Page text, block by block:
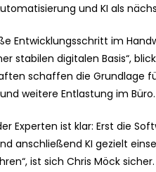
und KI als
Entwicklungsschritt im
stabilen digitalen Basis“,
schaffen die Grundlage
weitere Entlastung im Büro.
Experten ist klar: Erst die
anschließend KI gezielt
ist sich Chris Möck sicher.